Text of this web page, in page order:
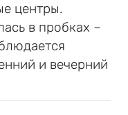
центры.
в пробках –
и вечерний